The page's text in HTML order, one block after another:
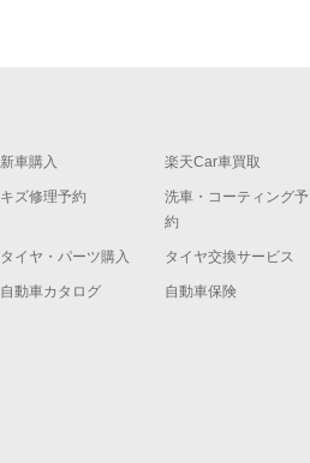
新車購入 楽天Car車買取
キズ修理予約
洗車・コーティング予
約
タイヤ・パーツ購入 タイヤ交換サービス
自動車カタログ 自動車保険